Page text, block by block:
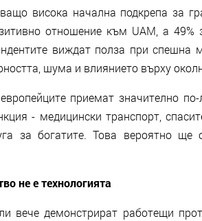
висока начална подкрепа за
отношение към UAM, a 49%
виждат полза при спешна
шума и влиянието върху
приемат значително
- медицински транспорт,
за богатите. Това вероятно
не е технологията
вече демонстрират работещи